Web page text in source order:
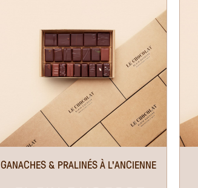
GANACHES & PRALINÉS À L'ANCIENNE